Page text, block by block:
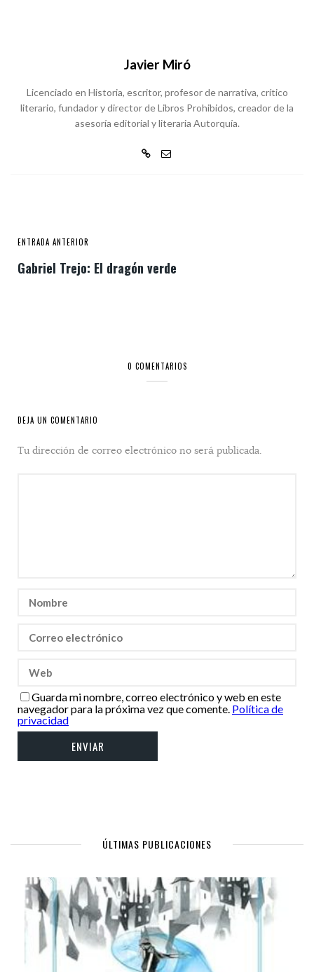
Javier Miró
Licenciado en Historia, escritor, profesor de narrativa, crítico
literario, fundador y director de Libros Prohibidos, creador de la
asesoría editorial y literaria Autorquía.
ENTRADA ANTERIOR
Gabriel Trejo: El dragón verde
0 COMENTARIOS
DEJA UN COMENTARIO
Tu dirección de correo electrónico no será publicada.
Guarda mi nombre, correo electrónico y web en este
navegador para la próxima vez que comente. Política de
privacidad
ÚLTIMAS PUBLICACIONES